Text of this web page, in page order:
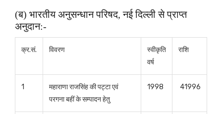
(ब) भारतीय अनुसन्धान परिषद, नई दिल्ली से प्राप्त
अनुदान:-
क्र.सं. विवरण
स्वीकृति
वर्ष
राशि
1
महाराणा राजसिंह की पट्टा एवं
परगना बहीं के सम्पादन हेतु
1998 41996